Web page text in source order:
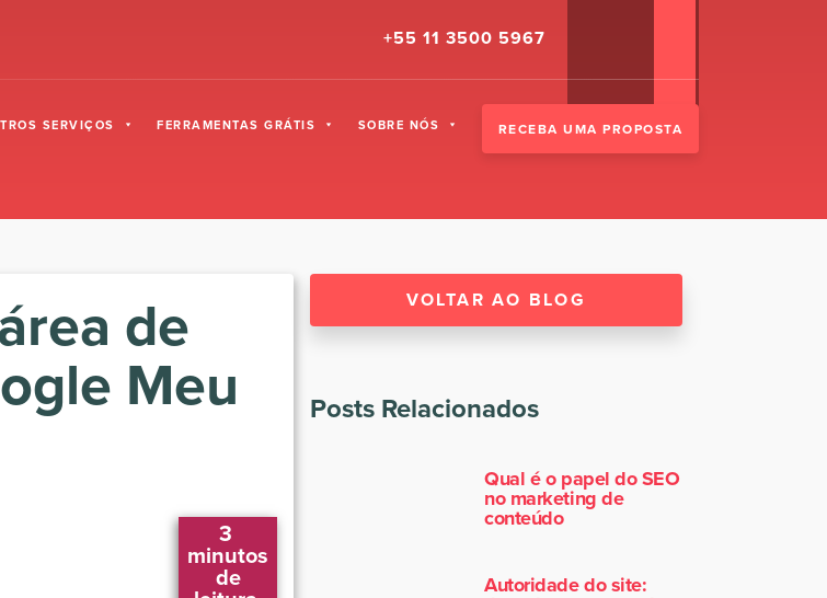
+55 11 3500 5967
SERVIÇOS FERRAMENTAS GRÁTIS SOBRE NÓS RECEBA UMA PROPOSTA
de
Meu
3
minutos
VOLTAR AO BLOG
Posts Relacionados
Qual é o papel do SEO
no marketing de
conteúdo
Autoridade do site: